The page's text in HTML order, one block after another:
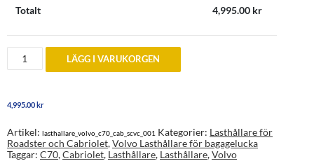
Totalt 4,995.00 kr
Lasthållare
bagagelucka
Volvo
2005
LÄGG I VARUKORGEN
4,995.00kr
Artikel: lasthallare_volvo_c70_cab_scvc_001 Kategorier: Lasthållare för
Roadster och Cabriolet,Volvo Lasthållare för bagagelucka
Taggar: C70,Cabriolet, Lasthållare, Lasthållare,Volvo